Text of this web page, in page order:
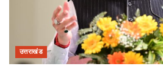
उत्तराखंड